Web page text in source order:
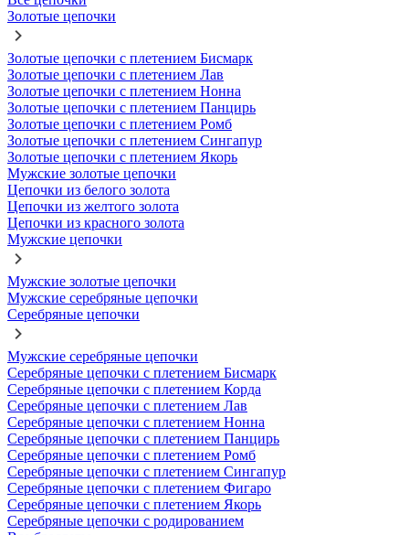
Золотые цепочки
Золотые цепочки с плетением Бисмарк
Золотые цепочки с плетением Лав
Золотые цепочки с плетением Нонна
Золотые цепочки с плетением Панцирь
Золотые цепочки с плетением Ромб
Золотые цепочки с плетением Сингапур
Золотые цепочки с плетением Якорь
Мужские золотые цепочки
Цепочки из белого золота
Цепочки из желтого золота
Цепочки из красного золота
Мужские цепочки
Мужские золотые цепочки
Мужские серебряные цепочки
Серебряные цепочки
Мужские серебряные цепочки
Серебряные цепочки с плетением Бисмарк
Серебряные цепочки с плетением Корда
Серебряные цепочки с плетением Лав
Серебряные цепочки с плетением Нонна
Серебряные цепочки с плетением Панцирь
Серебряные цепочки с плетением Ромб
Серебряные цепочки с плетением Сингапур
Серебряные цепочки с плетением Фигаро
Серебряные цепочки с плетением Якорь
Серебряные цепочки с родированием